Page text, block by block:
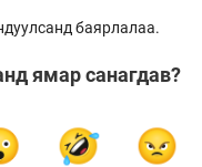
баярлалаа.
ямар санагдав?